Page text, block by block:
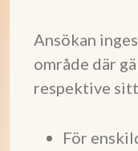
Ansökan
område där
respektive
För